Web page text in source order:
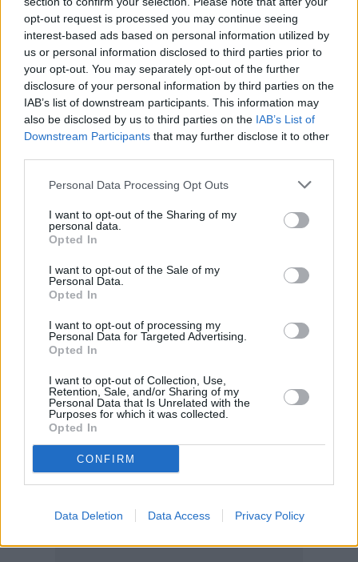
opt-out request is processed you may continue seeing
interest-based ads based on personal information utilized by
us or personal information disclosed to third parties prior to
your opt-out. You may separately opt-out of the further
disclosure of your personal information by third parties on the
IAB’s list of downstream participants. This information may
also be disclosed by us to third parties on the IAB’s List of
Downstream Participants that may further disclose it to other
Personal Data Processing Opt Outs
I want to opt-out of the Sharing of my
personal data.
Opted In
I want to opt-out of the Sale of my
Personal Data.
Opted In
I want to opt-out of processing my
Personal Data for Targeted Advertising.
Opted In
I want to opt-out of Collection, Use,
Retention, Sale, and/or Sharing of my
Personal Data that Is Unrelated with the
Purposes for which it was collected.
Opted In
CONFIRM
Data Deletion Data Access Privacy Policy
ναυτιλίας και χρηματοδότης της ναυτιλίας
Γιώργος Ξηραδάκης. «Δεν μπορούν να
αντικαταστήσουν τα μεγάλα τουρκικά και
ασιατικά ναυπηγεία, αλλά μπορούν να πάρουν
ένα σημαντικό μερίδιο».
Η Ελλάδα κατασκεύασε και επισκεύασε
εκατοντάδες πλοία στις δεκαετίες του 1960
και του 1970, πριν μεγάλο μέρος της
βιομηχανίας περάσει στα χέρια της
κυβέρνησης κατά τη διάρκεια της οικονομικής
ύφεσης της δεκαετίας του 1980, σημειώνει το
Reuters. Τα προάστια της εργατικής τάξης
δυτικά της Αθήνας, όπου λειτουργούν τα
περισσότερα ναυπηγεία, βιώνουν επίσης μια
ανάκαμψη.
Στην παραθαλάσσια περιοχή Πέραμα, δεκάδες
μεγάλα ναυπηγεία. Η ανεργία, που πριν από 10
χρόνια ήταν στο 40%, έχει πέσει τόσο χαμηλά
που οι εργολάβοι δεν μπορούν να βρουν
αρκετούς εργαζόμενους, δήλωσε ο δήμαρχος
Γιάννης Λαγουδάκος.